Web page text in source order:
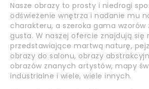
Nasze obrazy to prosty i niedrogi
odświeżenie wnętrza i nadanie mu
charakteru, a szeroka gama wzorów
gusta. W naszej ofercie znajdują się
przedstawiające martwą naturę,
obrazy do salonu, obrazy
obrazów znanych artystów, mapy
industrialne i wiele, wiele innych.